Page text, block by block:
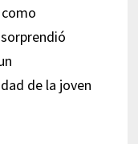
de la joven